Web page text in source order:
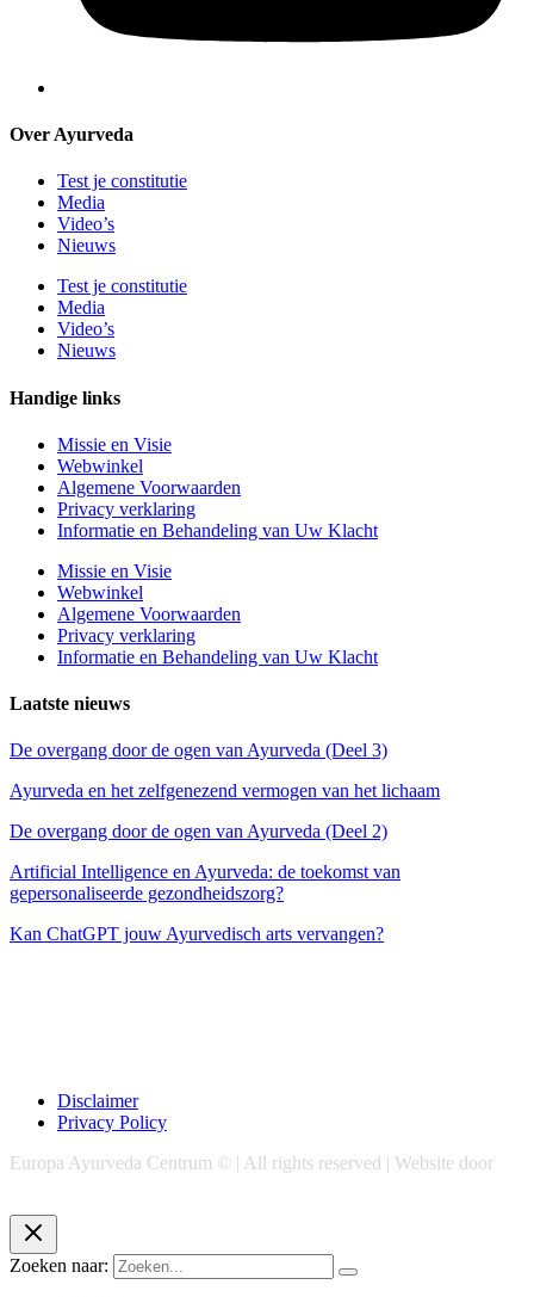
Over Ayurveda
Test je constitutie
Media
Video’s
Nieuws
Test je constitutie
Media
Video’s
Nieuws
Handige links
Missie en Visie
Webwinkel
Algemene Voorwaarden
Privacy verklaring
Informatie en Behandeling van Uw Klacht
Missie en Visie
Webwinkel
Algemene Voorwaarden
Privacy verklaring
Informatie en Behandeling van Uw Klacht
Laatste nieuws
De overgang door de ogen van Ayurveda (Deel 3)
Ayurveda en het zelfgenezend vermogen van het lichaam
De overgang door de ogen van Ayurveda (Deel 2)
Artificial Intelligence en Ayurveda: de toekomst van
gepersonaliseerde gezondheidszorg?
Kan ChatGPT jouw Ayurvedisch arts vervangen?
Disclaimer
Privacy Policy
Europa Ayurveda Centrum © | All rights reserved | Website door
Zoeken naar: